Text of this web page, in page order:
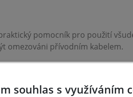
pomocník pro použití
omezováni přívodním kabelem.
souhlas s využíváním